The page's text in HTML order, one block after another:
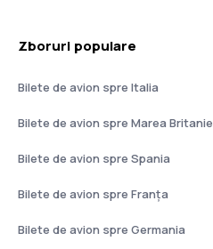
Zboruri populare
Bilete de avion spre Italia
Bilete de avion spre Marea Britanie
Bilete de avion spre Spania
Bilete de avion spre Franţa
Bilete de avion spre Germania